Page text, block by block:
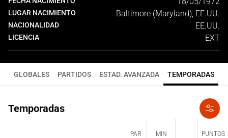
LUGAR NACIMIENTO Baltimore (Maryland), EE.UU.
NACIONALIDAD EE.UU.
LICENCIA EXT
GLOBALES PARTIDOS ESTAD. AVANZADA TEMPORADAS
Temporadas
PAR MIN PUNTOS